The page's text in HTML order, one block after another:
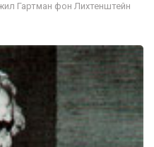
Гартман фон Лихтенштейн